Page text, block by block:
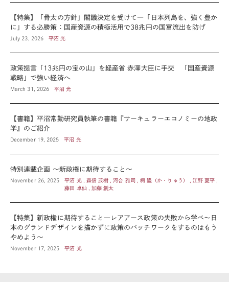
【特集】「骨太の方針」閣議決定を受けて―「日本列島を、強く豊か
に」する必勝策：国産資源の積極活用で38兆円の国富流出を防げ
July 23, 2026 平沼 光
政策提言「13兆円の宝の山」を経産省 赤澤大臣に手交 「国産資源
戦略」で強い経済へ
March 31, 2026 平沼 光
【書籍】平沼常勤研究員執筆の書籍『サーキュラーエコノミーの地政
学』のご紹介
December 19, 2025 平沼 光
特別連載企画 ～新政権に期待すること～
November 26, 2025
平沼 光 , 森信 茂樹 , 河合 雅司 , 柯 隆（か・りゅう） , 江野 夏平 ,
藤田 卓仙 , 加藤 創太
【特集】新政権に期待すること―レアアース政策の失敗から学べ～日
本のグランドデザインを描かずに政策のパッチワークをするのはもう
やめよう～
November 17, 2025 平沼 光